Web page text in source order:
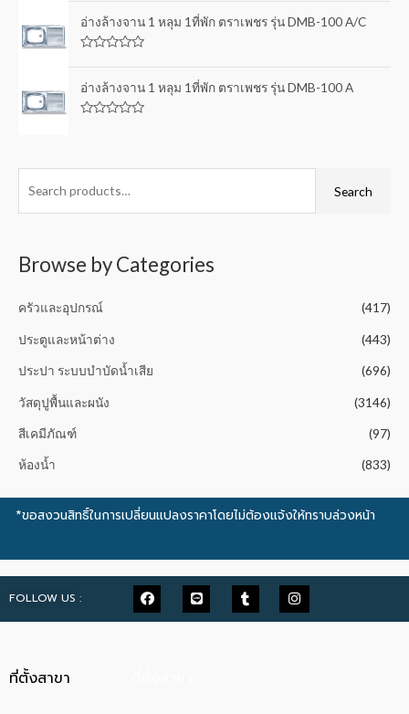
t
o
f
t
e
d
t
o
f
อ่างล้างจาน 1 หลุม 1ที่พัก ตราเพชร รุ่น DMB-100 A/C
t
e
d
o
5
อ่างล้างจาน 1 หลุม 1ที่พัก ตราเพชร รุ่น DMB-100 A
d
o
Search
Browse by Categories
ครัวและอุปกรณ์ (417)
ประตูและหน้าต่าง (443)
ประปา ระบบบำบัดน้ำเสีย (696)
วัสดุปูพื้นและผนัง (3146)
สีเคมีภัณฑ์ (97)
ห้องน้ำ (833)
*ขอสงวนสิทธิ์ในการเปลี่ยนแปลงราคาโดยไม่ต้องแจ้งให้ทราบล่วงหน้า
FOLLOW US :
ที่ตั้งสาขา